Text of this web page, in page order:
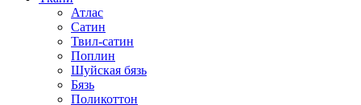
Атлас
Сатин
Твил-сатин
Поплин
Шуйская бязь
Бязь
Поликоттон